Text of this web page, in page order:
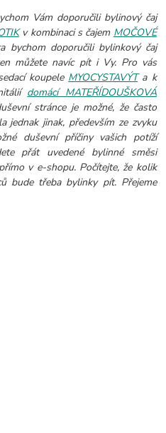
Vám doporučili bylinový čaj
v kombinaci s čajem MOČOVÉ
bychom doporučili bylinkový čaj
můžete navíc pít i Vy. Pro vás
koupele MYOCYSTAVÝTa k
domácí MATEŘÍDOUŠKOVÁ
stránce je možné, že často
jednak jinak, především ze zvyku
duševní příčiny vašich potíží
přát uvedené bylinné směsi
v e-shopu. Počítejte, že kolik
bude třeba bylinky pít. Přejeme